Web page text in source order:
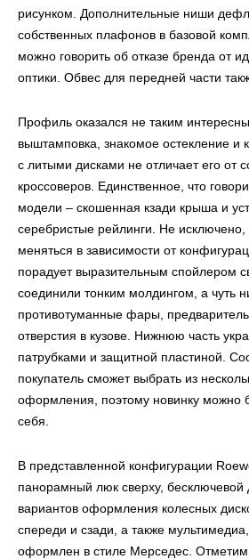
рисунком. Дополнительные ниши
собственных плафонов в базовой
можно говорить об отказе бренда от
оптики. Обвес для передней части
Профиль оказался не таким
выштамповка, знакомое остекление и
с литыми дисками не отличает его от
кроссоверов. Единственное, что
модели – скошенная кзади крыша и
серебристые рейлинги. Не исключено,
меняться в зависимости от
порадует выразительным спойлером
соединили тонким молдингом, а чуть
противотуманные фары,
отверстия в кузове. Нижнюю часть
патрубками и защитной пластиной.
покупатель сможет выбрать из
оформления, поэтому новинку можно
себя.
В представленной конфигурации
панорамный люк сверху, бесключевой
вариантов оформления колесных
спереди и сзади, а также
оформлен в стиле Мерседес.